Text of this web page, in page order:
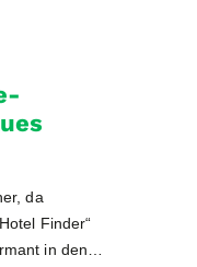
da
Finder“
in den